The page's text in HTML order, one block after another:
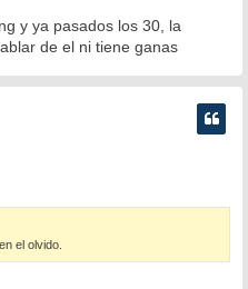
y ya pasados los 30, la
de el ni tiene ganas
el olvido.